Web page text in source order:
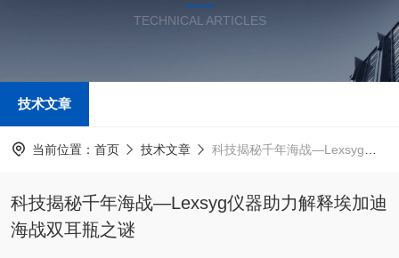
TECHNICAL ARTICLES
技术文章
当前位置： 首页 技术文章 科技揭秘千年海战—Lexsyg仪器助力解释埃加迪海战双耳瓶之谜
科技揭秘千年海战—Lexsyg仪器助力解释埃加迪
海战双耳瓶之谜